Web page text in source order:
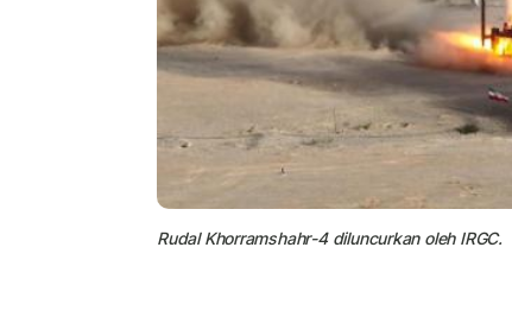
Rudal Khorramshahr-4 diluncurkan oleh IRGC.